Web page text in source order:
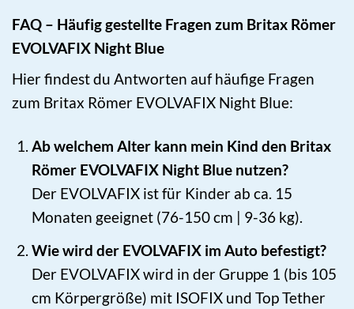
FAQ – Häufig gestellte Fragen zum Britax Römer
EVOLVAFIX Night Blue
Hier findest du Antworten auf häufige Fragen
zum Britax Römer EVOLVAFIX Night Blue:
Ab welchem Alter kann mein Kind den Britax
Römer EVOLVAFIX Night Blue nutzen?
Der EVOLVAFIX ist für Kinder ab ca. 15
Monaten geeignet (76-150 cm | 9-36 kg).
Wie wird der EVOLVAFIX im Auto befestigt?
Der EVOLVAFIX wird in der Gruppe 1 (bis 105
cm Körpergröße) mit ISOFIX und Top Tether